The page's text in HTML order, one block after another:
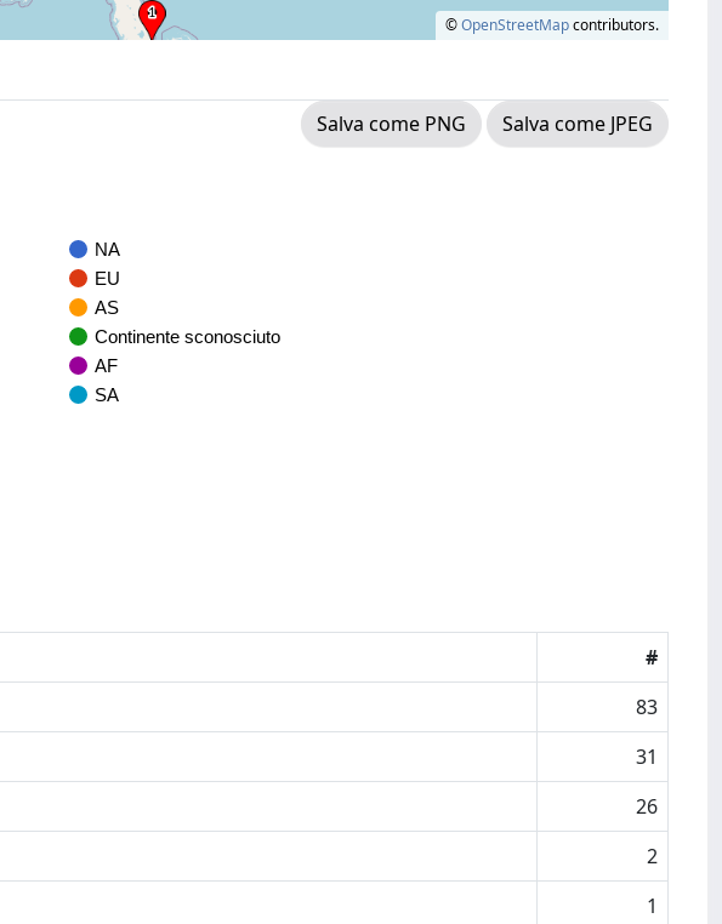
©OpenStreetMapcontributors.
Salva come PNG
Salva come JPEG
NA
EU
AS
Continente sconosciuto
AF
SA
#
83
31
26
2
1